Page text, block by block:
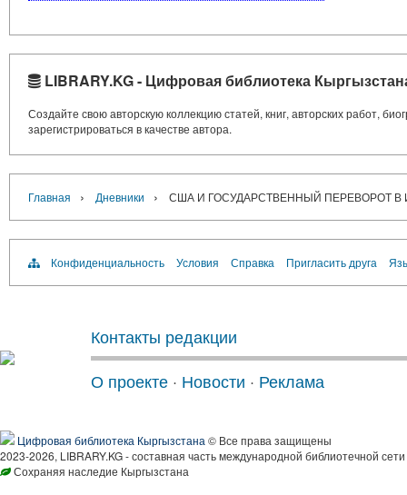
LIBRARY.KG - Цифровая библиотека
Создайте свою авторскую коллекцию статей, книг, авторских работ,
зарегистрироваться в качестве автора.
Главная › Дневники › США И ГОСУДАРСТВЕННЫЙ ПЕРЕВОРОТ В
Конфиденциальность Условия Справка Пригласить друга
Контакты редакции
О проекте · Новости · Реклама
Цифровая библиотека Кыргызстана © Все права защищены
2023-2026, LIBRARY.KG - составная часть международной библиотечной
Сохраняя наследие Кыргызстана